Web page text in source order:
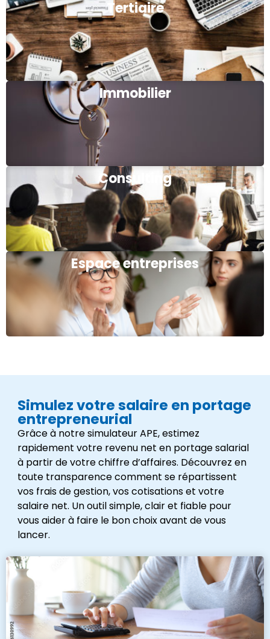
Tertiaire
Immobilier
Consulting
Espace entreprises
Simulez votre salaire en portage
entrepreneurial
Grâce à notre simulateur APE, estimez
rapidement votre revenu net en portage salarial
à partir de votre chiffre d’affaires. Découvrez en
toute transparence comment se répartissent
vos frais de gestion, vos cotisations et votre
salaire net. Un outil simple, clair et fiable pour
vous aider à faire le bon choix avant de vous
lancer.